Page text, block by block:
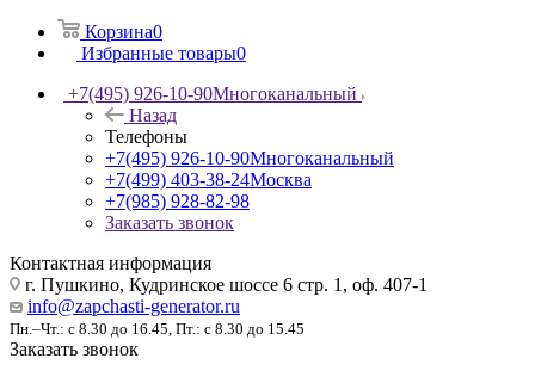
Корзина0
Избранные товары0
+7(495) 926-10-90Многоканальный
Назад
Телефоны
+7(495) 926-10-90Многоканальный
+7(499) 403-38-24Москва
+7(985) 928-82-98
Заказать звонок
Контактная информация
г. Пушкино, Кудринское шоссе 6 стр. 1, оф. 407-1
info@zapchasti-generator.ru
Пн.–Чт.: с 8.30 до 16.45, Пт.: с 8.30 до 15.45
Заказать звонок